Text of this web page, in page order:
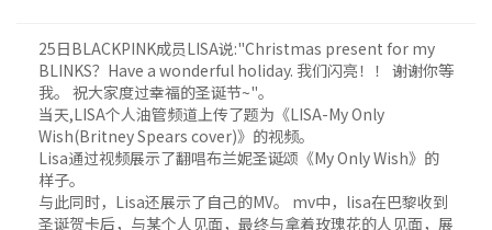
25日BLACKPINK成员LISA说:"Christmas present for my
BLINKS？Have a wonderful holiday. 我们闪亮！！ 谢谢你等
我。 祝大家度过幸福的圣诞节~"。
当天,LISA个人油管频道上传了题为《LISA-My Only
Wish(Britney Spears cover)》的视频。
Lisa通过视频展示了翻唱布兰妮圣诞颂《My Only Wish》的
样子。
与此同时，Lisa还展示了自己的MV。 mv中，lisa在巴黎收到
圣诞贺卡后，与某个人见面，最终与拿着玫瑰花的人见面，展